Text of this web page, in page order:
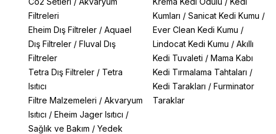
Filtreleri
Eheim Dış Filtreler / Aquael
Dış Filtreler / Fluval Dış
Filtreler
Tetra Dış Filtreler / Tetra
Isıtıcı
Filtre Malzemeleri / Akvaryum
Isıtıcı / Eheim Jager Isıtıcı /
Sağlık ve Bakım / Yedek
Kumları / Sanicat Kedi Kumu /
Ever Clean Kedi Kumu /
Lindocat Kedi Kumu / Akıllı
Kedi Tuvaleti / Mama Kabı
Kedi Tırmalama Tahtaları /
Kedi Tarakları / Furminator
Taraklar